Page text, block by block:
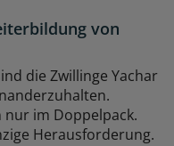
von
die Zwillinge Yachar
nur im Doppelpack.
Herausforderung.